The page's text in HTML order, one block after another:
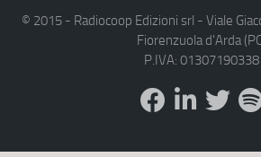
© 2015 - Radiocoop Edizioni srl - Viale
Fiorenzuola d'Arda
P.IVA: 01307190338